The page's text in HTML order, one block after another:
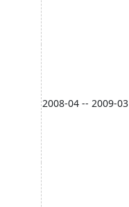
2008-04 -- 2009-03